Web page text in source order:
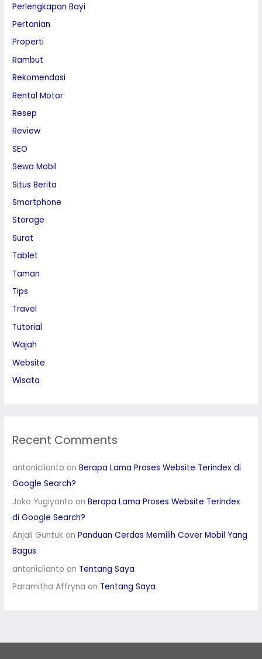
Perlengkapan Bayi
Pertanian
Properti
Rambut
Rekomendasi
Rental Motor
Resep
Review
SEO
Sewa Mobil
Situs Berita
Smartphone
Storage
Surat
Tablet
Taman
Tips
Travel
Tutorial
Wajah
Website
Wisata
Recent Comments
antoniclianto onBerapa Lama Proses Website Terindex di
Google Search?
Joko Yugiyanto onBerapa Lama Proses Website Terindex
di Google Search?
Anjali Guntuk onPanduan Cerdas Memilih Cover Mobil Yang
Bagus
antoniclianto on Tentang Saya
Paramitha Affryna on Tentang Saya